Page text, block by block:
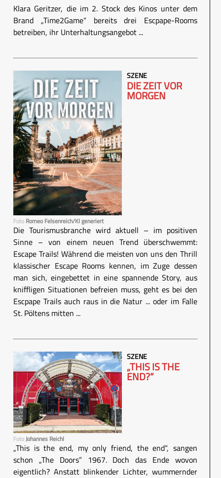
Klara Geritzer, die im 2. Stock des Kinos unter dem
Brand „Time2Game“ bereits drei Escpape-Rooms
betreiben, ihr Unterhaltungsangebot ...
Foto Romeo Felsenreich/KI generiert
SZENE
DIE ZEIT VOR
MORGEN
Die Tourismusbranche wird aktuell – im positiven
Sinne – von einem neuen Trend überschwemmt:
Escape Trails! Während die meisten von uns den Thrill
klassischer Escape Rooms kennen, im Zuge dessen
man sich, eingebettet in eine spannende Story, aus
kniffligen Situationen befreien muss, geht es bei den
Escpape Trails auch raus in die Natur ... oder im Falle
St. Pöltens mitten ...
FotoJohannes Reichl
SZENE
„THIS IS THE
END?“
„This is the end, my only friend, the end“, sangen
schon „The Doors” 1967. Doch das Ende wovon
eigentlich? Anstatt blinkender Lichter, wummernder